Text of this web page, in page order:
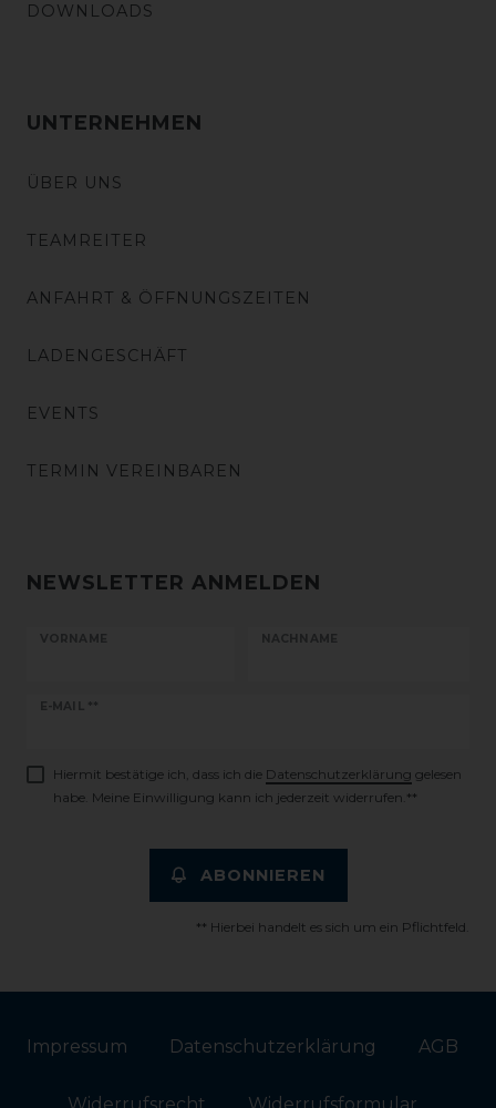
DOWNLOADS
UNTERNEHMEN
ÜBER UNS
TEAMREITER
ANFAHRT & ÖFFNUNGSZEITEN
LADENGESCHÄFT
EVENTS
TERMIN VEREINBAREN
NEWSLETTER ANMELDEN
VORNAME NACHNAME
E-MAIL **
Newsletter
Hiermit bestätige ich, dass ich die Daten­schutz­erklärung gelesen
habe. Meine Einwilligung kann ich jederzeit widerrufen.**
ABONNIEREN
** Hierbei handelt es sich um ein Pflichtfeld.
Impressum Daten­schutz­erklärung AGB